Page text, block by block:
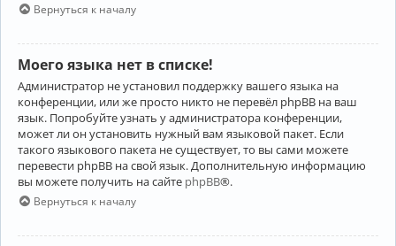
Вернуться к началу
Моего языка нет в списке!
Администратор не установил поддержку вашего языка на
конференции, или же просто никто не перевёл phpBB на ваш
язык. Попробуйте узнать у администратора конференции,
может ли он установить нужный вам языковой пакет. Если
такого языкового пакета не существует, то вы сами можете
перевести phpBB на свой язык. Дополнительную информацию
вы можете получить на сайте phpBB®.
Вернуться к началу